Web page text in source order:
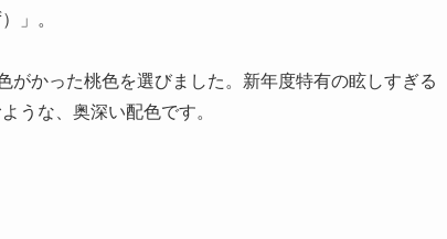
」。
がかった桃色を選びました。新年度特有の眩しすぎる
うな、奥深い配色です。